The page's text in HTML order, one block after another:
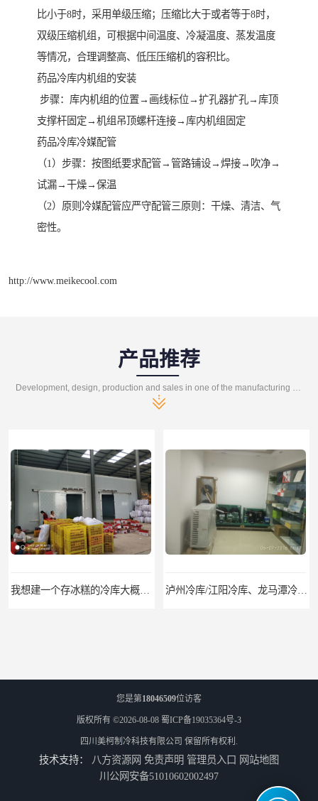
比小于8时，采用单级压缩；压缩比大于或者等于8时，
双级压缩机组，可根据中间温度、冷凝温度、蒸发温度
等情况，合理调整高、低压压缩机的容积比。
药品冷库内机组的安装
步骤：库内机组的位置→画线标位→扩孔器扩孔→库顶
支撑杆固定→机组吊顶螺杆连接→库内机组固定
药品冷库冷媒配管
（1）步骤：按图纸要求配管→管路铺设→焊接→吹净→
试漏→干燥→保温
（2）原则冷媒配管应严守配管三原则：干燥、清洁、气
密性。
http://www.meikecool.com
产品推荐
我想建一个存冰糕的冷库大概10平方米 需要价格 泸州冷库/江阳冷库、龙马潭冷库、纳溪冷库、泸县冷库、合江冷库、叙永冷库、古蔺冷库
遂宁冻库/遂宁冻库价格/遂宁冻库安装
您是第18046509位访客
版权所有 ©2026-08-08 蜀ICP备19035364号-3
四川美柯制冷科技有限公司 保留所有权利.
技术支持： 八方资源网 免责声明 管理员入口 网站地图
川公网安备51010602002497